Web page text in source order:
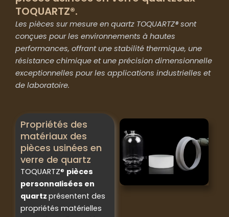
TOQUARTZ®.
Les pièces sur mesure en quartz TOQUARTZ® sont
conçues pour les environnements à hautes
performances, offrant une stabilité thermique, une
résistance chimique et une précision dimensionnelle
exceptionnelles pour les applications industrielles et
de laboratoire.
Propriétés des
matériaux des
pièces usinées en
verre de quartz
TOQUARTZ® pièces
personnalisées en
quartz présentent des
propriétés matérielles